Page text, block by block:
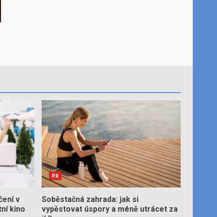
v
kino
PR
Soběstačná zahrada: jak si
vypěstovat úspory a méně utrácet za